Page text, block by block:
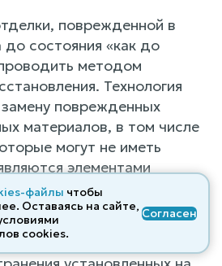
поврежденной в
до состояния «как до
методом
Технология
поврежденных
материалов, в том числе
могут не иметь
элементами
напольный).
ремонта
по адресу:
файлы чтобы
Оставаясь на сайте,
cооkies.
Согласен